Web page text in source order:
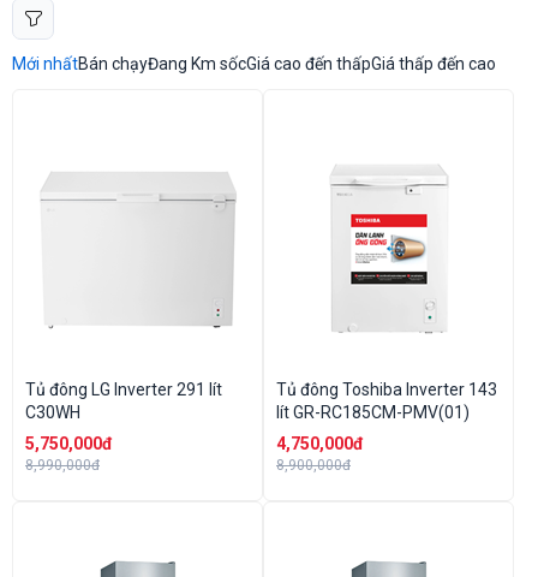
Mới nhấtBán chạyĐang Km sốcGiá cao đến thấpGiá thấp đến cao
Tủ đông LG Inverter 291 lít
C30WH
5,750,000đ
8,990,000đ
Tủ đông Toshiba Inverter 143
lít GR-RC185CM-PMV(01)
4,750,000đ
8,900,000đ